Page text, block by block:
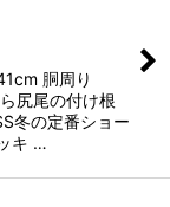
胴周り
尻尾の付け根
冬の定番ショー
キ …